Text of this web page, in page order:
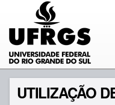
UTILIZAÇÃO